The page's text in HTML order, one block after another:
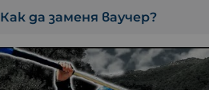
Как да заменя ваучер?